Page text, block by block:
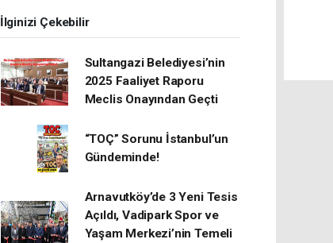
İlginizi Çekebilir
Sultangazi Belediyesi’nin
2025 Faaliyet Raporu
Meclis Onayından Geçti
“TOÇ” Sorunu İstanbul’un
Gündeminde!
Arnavutköy’de 3 Yeni Tesis
Açıldı, Vadipark Spor ve
Yaşam Merkezi’nin Temeli